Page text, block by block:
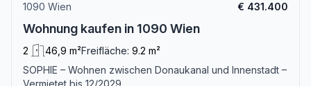
1090 Wien € 431.400
Wohnung kaufen in 1090 Wien
2 46,9 m²Freifläche: 9.2 m²
SOPHIE – Wohnen zwischen Donaukanal und Innenstadt –